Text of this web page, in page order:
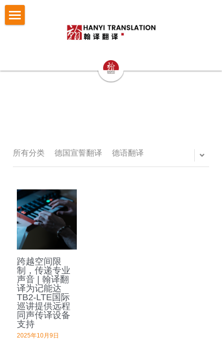
企业商务翻译
医学病历翻译
口译同传
NZTA 认证翻译
德国宣誓翻译
驾照翻译
身份证户口本
银行流水
出生证结婚证
无犯罪记录证明
病历处方笺
在职证明与工作证明翻译
商务合同公司章程
法律翻译案例
留学移民翻译案例
企业商务与出海案例
医学病历翻译案例
口译同传案例
办事指南
证件翻译指南
留学移民材料指南
企业商务与出海指南
医学病历翻译指南
口译同传指南
翻译盖章与交付指南
英语翻译
法语西班牙语翻译意大利语翻译
日语翻译韩语翻译
俄语翻译波兰语翻译
泰语老挝语等小语种
关于翰译
公司介绍
城市服务
成都翻译服务
西安翻译服务
重庆翻译服务
深圳翻译服务
翻译资质
合作客户
发送文件获取报价
所有分类 德国宣誓翻译 德语翻译
跨越空间限
制，传递专业
声音 | 翰译翻
译为记能达
TB2-LTE国际
巡讲提供远程
同声传译设备
支持
2025年10月9日
笔译
西安翻译公司
成都翻译公司
商务口译
深圳翻译公司
翻译盖章
翻译认证
医学翻译
法律翻译